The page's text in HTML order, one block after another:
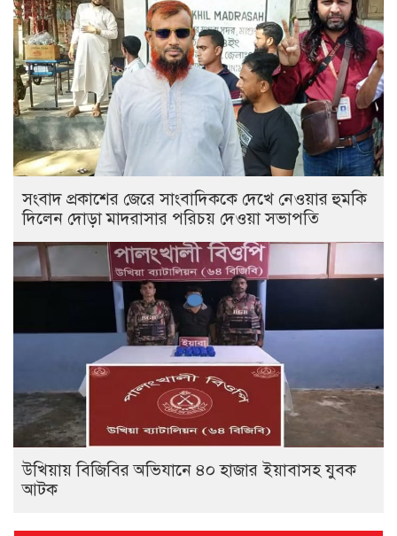
সংবাদ প্রকাশের জেরে সাংবাদিককে দেখে নেওয়ার হুমকি
দিলেন দোড়া মাদরাসার পরিচয় দেওয়া সভাপতি
উখিয়ায় বিজিবির অভিযানে ৪০ হাজার ইয়াবাসহ যুবক
আটক